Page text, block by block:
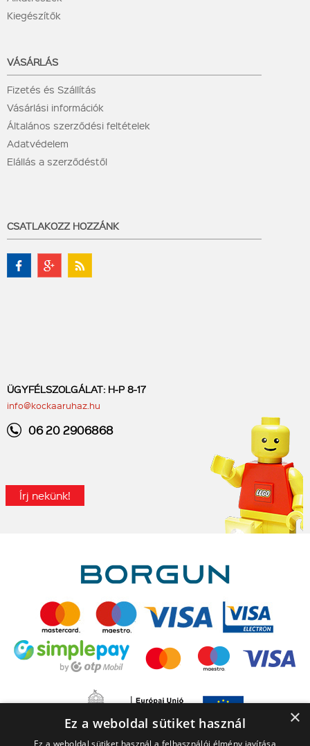
Kiegészítők
VÁSÁRLÁS
Fizetés és Szállítás
Vásárlási információk
Általános szerződési feltételek
Adatvédelem
Elállás a szerződéstől
CSATLAKOZZ HOZZÁNK
ÜGYFÉLSZOLGÁLAT: H-P 8-17
info@kockaaruhaz.hu
06 20 2906868
Írj nekünk!
×
Ez a weboldal sütiket használ
Ez a weboldal sütiket használ a felhasználói élmény javítása